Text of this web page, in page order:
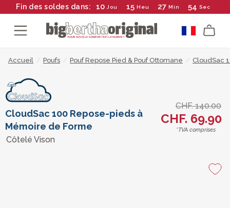
Fin des soldes dans: 10 Jou 15 Heu 27 Min 53 Sec
Accueil / Poufs / Pouf Repose Pied & Pouf Ottomane / CloudSac
CloudSac 100 Repose-pieds à
Mémoire de Forme
Côtelé Vison
CHF. 140.00
CHF. 69.90
*TVA comprises